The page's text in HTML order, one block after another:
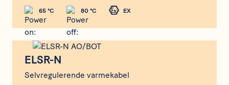
65 °C 80 °C EX
ELSR-N
Selvregulerende varmekabel
ELSR-N